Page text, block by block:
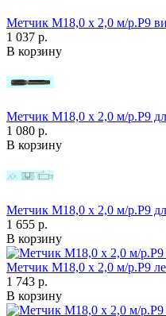
Метчик М18,0 х 2,0 м/р.Р9
1 037 р.
В корзину
Метчик М18,0 х 2,0 м/р.Р9
1 080 р.
В корзину
Метчик М18,0 х 2,0 м/р.Р9
1 655 р.
В корзину
Метчик М18,0 х 2,0 м/р.Р9
1 743 р.
В корзину